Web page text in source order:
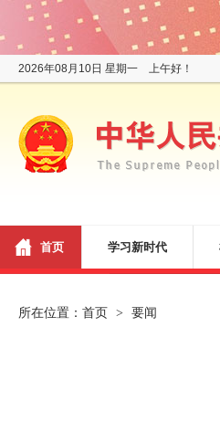
2026年08月10日 星期一 上午好！
首页 学习新时代
所在位置： 首页 > 要闻